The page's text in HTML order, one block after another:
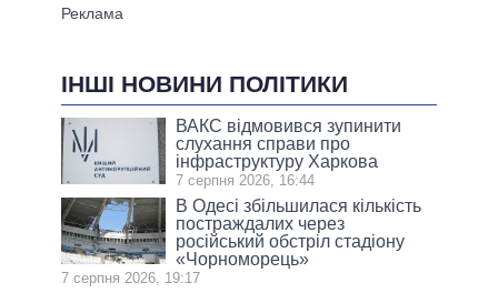
ІНШІ НОВИНИ ПОЛІТИКИ
ВАКС відмовився зупинити
слухання справи про
інфраструктуру Харкова
7 серпня 2026, 16:44
В Одесі збільшилася кількість
постраждалих через
російський обстріл стадіону
«Чорноморець»
7 серпня 2026, 19:17